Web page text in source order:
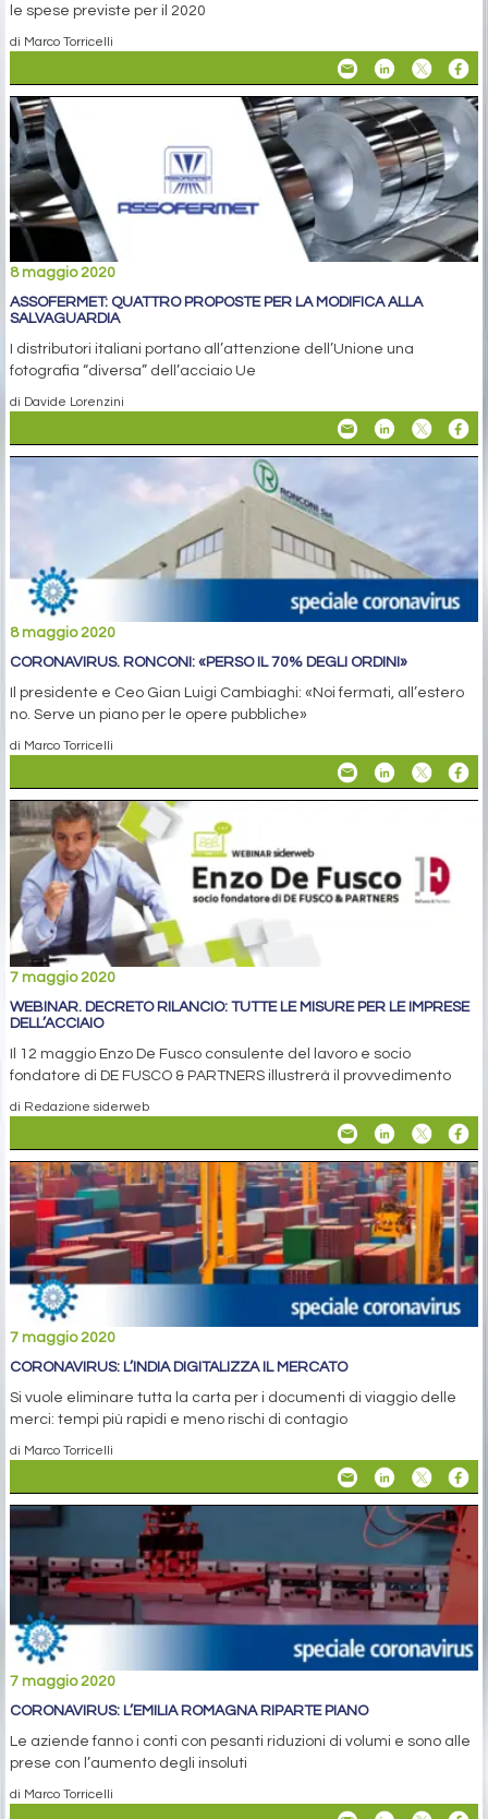
le spese previste per il 2020
di Marco Torricelli
8 maggio 2020
ASSOFERMET: QUATTRO PROPOSTE PER LA MODIFICA ALLA
SALVAGUARDIA
I distributori italiani portano all’attenzione dell’Unione una
fotografia “diversa” dell’acciaio Ue
di Davide Lorenzini
8 maggio 2020
CORONAVIRUS. RONCONI: «PERSO IL 70% DEGLI ORDINI»
Il presidente e Ceo Gian Luigi Cambiaghi: «Noi fermati, all’estero
no. Serve un piano per le opere pubbliche»
di Marco Torricelli
7 maggio 2020
WEBINAR. DECRETO RILANCIO: TUTTE LE MISURE PER LE IMPRESE
DELL’ACCIAIO
Il 12 maggio Enzo De Fusco consulente del lavoro e socio
fondatore di DE FUSCO & PARTNERS illustrerà il provvedimento
di Redazione siderweb
7 maggio 2020
CORONAVIRUS: L’INDIA DIGITALIZZA IL MERCATO
Si vuole eliminare tutta la carta per i documenti di viaggio delle
merci: tempi più rapidi e meno rischi di contagio
di Marco Torricelli
7 maggio 2020
CORONAVIRUS: L’EMILIA ROMAGNA RIPARTE PIANO
Le aziende fanno i conti con pesanti riduzioni di volumi e sono alle
prese con l’aumento degli insoluti
di Marco Torricelli